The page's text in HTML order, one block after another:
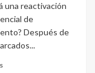
una reactivación
de
Después de